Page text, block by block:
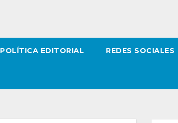
POLÍTICA EDITORIAL REDES SOCIALES